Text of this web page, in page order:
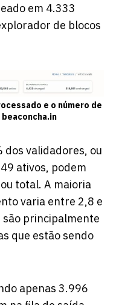
em 4.333
de blocos
e o número de
validadores, ou
ativos, podem
total. A maioria
varia entre 2,8 e
são principalmente
que estão sendo
apenas 3.996